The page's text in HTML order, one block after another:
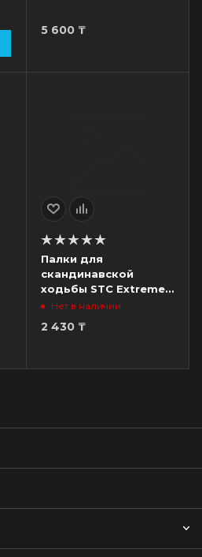
голубой
5 600₸
Палки для
скандинавской
ходьбы STC Extreme,
черный/красный,
Нет в наличии
2 430₸